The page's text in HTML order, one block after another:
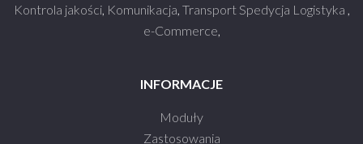
Kontrola jakości, Komunikacja Transport Spedycja Logistyka
e-Commerce
INFORMACJE
Moduły
Zastosowania